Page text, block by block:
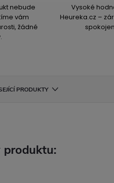
nebude
vám
žádné
Vysoké
Heureka.cz –
PRODUKTY
produktu: